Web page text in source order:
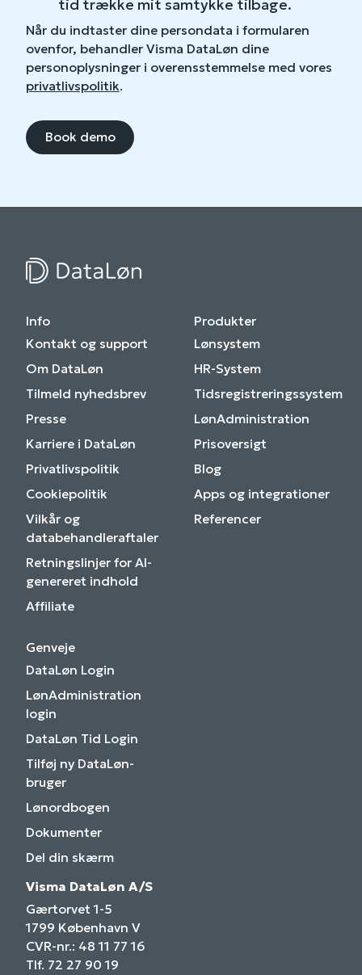
tid trække mit samtykke tilbage.
Når du indtaster dine persondata i formularen
ovenfor, behandler Visma DataLøn dine
personoplysninger i overensstemmelse med vores
privatlivspolitik.
Info
Kontakt og support
Om DataLøn
Tilmeld nyhedsbrev
Presse
Karriere i DataLøn
Privatlivspolitik
Cookiepolitik
Vilkår og
databehandleraftaler
Retningslinjer for AI-
genereret indhold
Affiliate
Produkter
Lønsystem
HR-System
Tidsregistreringssystem
LønAdministration
Prisoversigt
Blog
Apps og integrationer
Referencer
Genveje
DataLøn Login
LønAdministration
login
DataLøn Tid Login
Tilføj ny DataLøn-
bruger
Lønordbogen
Dokumenter
Del din skærm
Visma DataLøn A/S
Gærtorvet 1-5
1799 København V
CVR-nr.: 48 11 77 16
Tlf. 72 27 90 19